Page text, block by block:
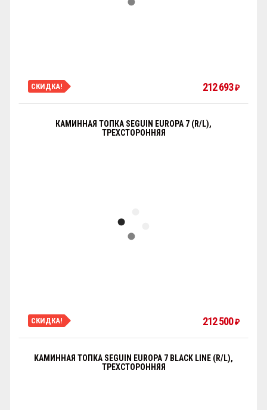
СКИДКА! 212 693₽
КАМИННАЯ ТОПКА SEGUIN EUROPA 7 (R/L),
ТРЕХСТОРОННЯЯ
СКИДКА! 212 500₽
КАМИННАЯ ТОПКА SEGUIN EUROPA 7 BLACK LINE (R/L),
ТРЕХСТОРОННЯЯ